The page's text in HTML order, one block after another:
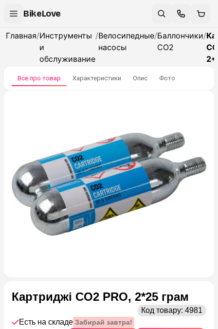
BikeLove
Главная/Инструменты
и
обслуживание
/Велосипедные
насосы
/Баллончики
CO2
/
Все про товар Характеристики Опис Фото
Картриджі CO2 PRO, 2*25 грам
Код товару: 4981
Есть на складе Забирай завтра!